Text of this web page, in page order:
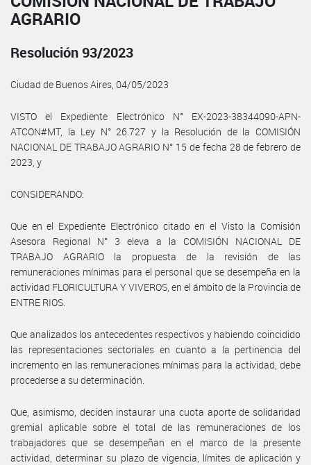
AGRARIO
Resolución 93/2023
Ciudad de Buenos Aires, 04/05/2023
VISTO el Expediente Electrónico N° EX-2023-38344090-APN-
ATCON#MT, la Ley N° 26.727 y la Resolución de la COMISIÓN
NACIONAL DE TRABAJO AGRARIO N° 15 de fecha 28 de febrero de
2023, y
CONSIDERANDO:
Que en el Expediente Electrónico citado en el Visto la Comisión
Asesora Regional N° 3 eleva a la COMISIÓN NACIONAL DE
TRABAJO AGRARIO la propuesta de la revisión de las
remuneraciones mínimas para el personal que se desempeña en la
actividad FLORICULTURA Y VIVEROS, en el ámbito de la Provincia de
ENTRE RIOS.
Que analizados los antecedentes respectivos y habiendo coincidido
las representaciones sectoriales en cuanto a la pertinencia del
incremento en las remuneraciones mínimas para la actividad, debe
procederse a su determinación.
Que, asimismo, deciden instaurar una cuota aporte de solidaridad
gremial aplicable sobre el total de las remuneraciones de los
trabajadores que se desempeñan en el marco de la presente
actividad, determinar su plazo de vigencia, límites de aplicación y